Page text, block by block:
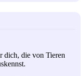
dich, die von Tieren